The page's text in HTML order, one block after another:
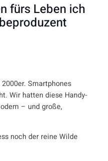
fürs Leben ich
Smartphones
Wir hatten diese Handy-
– und große,
noch der reine Wilde